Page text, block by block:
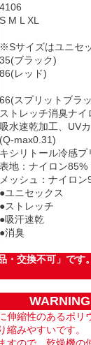
4106
S M L XL
※Sサイズはユニセ
35(ブラック)
86(レッド)
66(スプリットブラ
ストレッチ消臭ナ
吸水速乾加工、UV
(Q-max0.31)
キシリトール冷感
表地：ナイロン
メッシュ：ナイロ
●ユニセックス
●ストレッチ
●吸汗速乾
●消臭
・交換不可」です
WARNING
伸縮性のあるポリ
縮みやすいです。
すので、乾燥機の